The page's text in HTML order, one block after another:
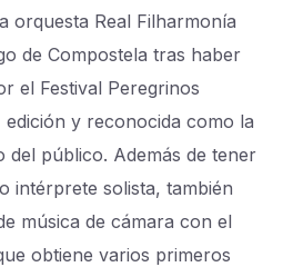
orquesta Real Filharmonía
de Compostela tras haber
el Festival Peregrinos
edición y reconocida como la
del público. Además de tener
intérprete solista, también
música de cámara con el
obtiene varios primeros